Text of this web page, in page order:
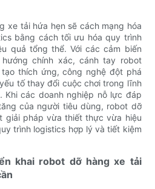
xe tải hứa hẹn sẽ cách mạng hóa
bằng cách tối ưu hóa quy trình
quả tổng thể. Với các cảm biến
chính xác, cánh tay robot
thích ứng, công nghệ đột phá
tố thay đổi cuộc chơi trong lĩnh
Khi các doanh nghiệp nỗ lực đáp
của người tiêu dùng, robot dỡ
giải pháp vừa thiết thực vừa hiệu
trình logistics hợp lý và tiết kiệm
khai robot dỡ hàng xe tải